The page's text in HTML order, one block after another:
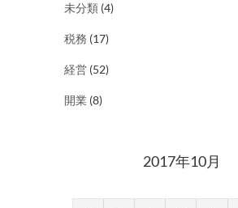
未分類 (4)
税務 (17)
経営 (52)
開業 (8)
2017年10月